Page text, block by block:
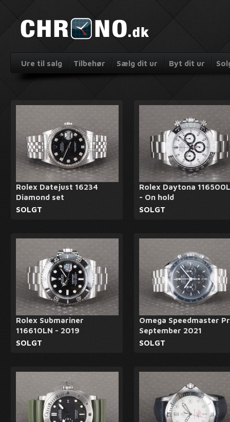
Ure til salg Tilbehør Sælg dit ur Byt dit ur
Rolex Datejust 16234
Diamond set
SOLGT
Rolex Daytona
- On hold
SOLGT
Rolex Submariner
116610LN - 2019
SOLGT
Omega Speedmaster
September 2021
SOLGT